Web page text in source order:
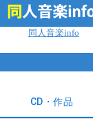
同人音楽info
CD・作品